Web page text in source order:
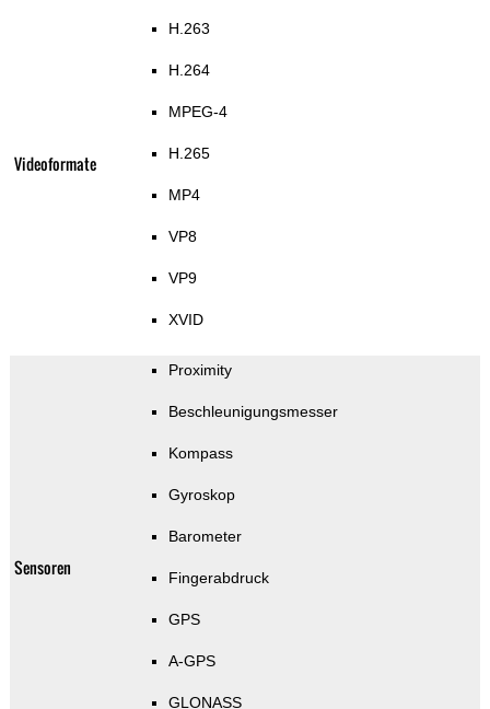
Videoformate
H.263
H.264
MPEG-4
H.265
MP4
VP8
VP9
XVID
Sensoren
Proximity
Beschleunigungsmesser
Kompass
Gyroskop
Barometer
Fingerabdruck
GPS
A-GPS
GLONASS